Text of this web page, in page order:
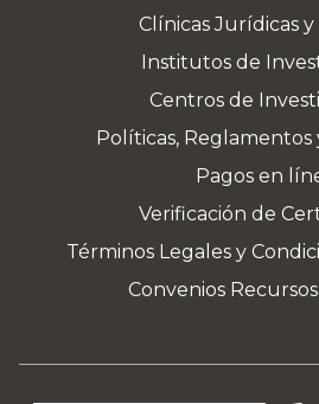
Clínicas Jurídicas y
Institutos de
Centros de
Políticas,
Pagos en
Verificación de
Términos Legales y
Convenios